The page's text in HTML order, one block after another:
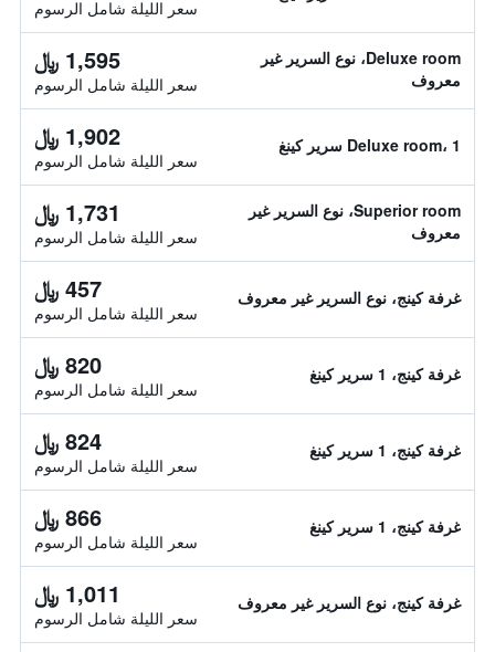
سعر الليلة شامل الرسوم
Deluxe room، نوع السرير غير
معروف
1,595 ﷼
سعر الليلة شامل الرسوم
Deluxe room، 1 سرير كينغ 1,902 ﷼
سعر الليلة شامل الرسوم
Superior room، نوع السرير غير
معروف
1,731 ﷼
سعر الليلة شامل الرسوم
غرفة كينج، نوع السرير غير معروف 457 ﷼
سعر الليلة شامل الرسوم
غرفة كينج، 1 سرير كينغ 820 ﷼
سعر الليلة شامل الرسوم
غرفة كينج، 1 سرير كينغ 824 ﷼
سعر الليلة شامل الرسوم
غرفة كينج، 1 سرير كينغ 866 ﷼
سعر الليلة شامل الرسوم
غرفة كينج، نوع السرير غير معروف 1,011 ﷼
سعر الليلة شامل الرسوم